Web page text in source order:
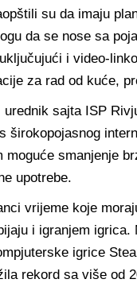
su da imaju
da se nose sa
i video-
za rad od kuće,
urednik sajta ISP
širokopojasnog
moguće smanjenje
upotrebe.
vrijeme koje
i igranjem igrica.
igrice
rekord sa više od